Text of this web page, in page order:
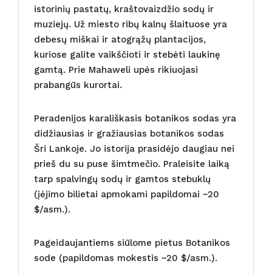
istorinių pastatų, kraštovaizdžio sodų ir
muziejų. Už miesto ribų kalnų šlaituose yra
debesų miškai ir atogrąžų plantacijos,
kuriose galite vaikščioti ir stebėti laukinę
gamtą. Prie Mahaweli upės rikiuojasi
prabangūs kurortai.
Peradenijos karališkasis botanikos sodas yra
didžiausias ir gražiausias botanikos sodas
Šri Lankoje. Jo istorija prasidėjo daugiau nei
prieš du su puse šimtmečio. Praleisite laiką
tarp spalvingų sodų ir gamtos stebuklų
(įėjimo bilietai apmokami papildomai ~20
$/asm.).
Pageidaujantiems siūlome pietus Botanikos
sode (papildomas mokestis ~20 $/asm.).